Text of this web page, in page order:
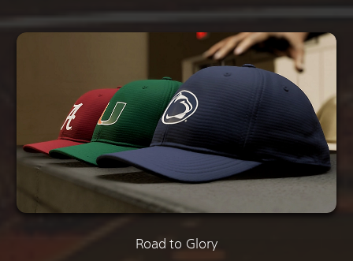
Road to Glory